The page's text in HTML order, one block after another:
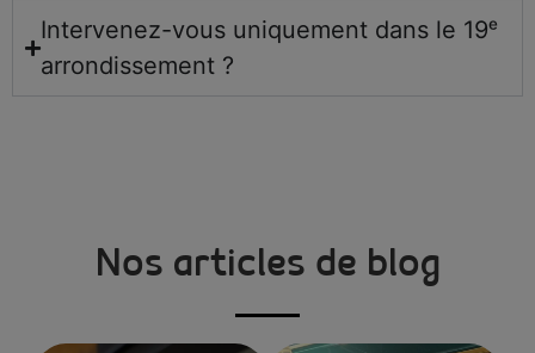
Intervenez-vous uniquement dans le 19ᵉ
arrondissement ?
Nos articles de blog